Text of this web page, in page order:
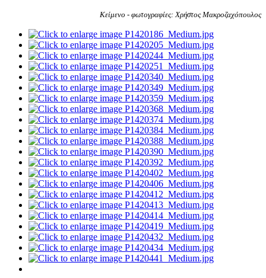
Κείμενο - φωτογραφίες: Χρήστος Μακροζαχόπουλος